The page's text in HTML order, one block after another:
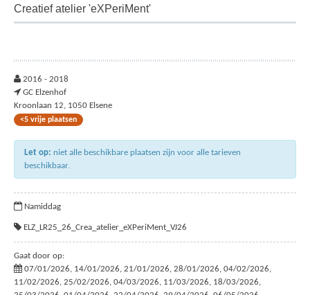
Creatief atelier 'eXPeriMent'
2016 - 2018
GC Elzenhof
Kroonlaan 12, 1050 Elsene
<5 vrije plaatsen
Let op: niet alle beschikbare plaatsen zijn voor alle tarieven
beschikbaar.
Namiddag
ELZ_LR25_26_Crea_atelier_eXPeriMent_VJ26
Gaat door op:
07/01/2026, 14/01/2026, 21/01/2026, 28/01/2026, 04/02/2026,
11/02/2026, 25/02/2026, 04/03/2026, 11/03/2026, 18/03/2026,